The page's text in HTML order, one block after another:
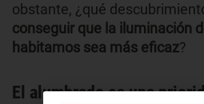
obstante, ¿qué
conseguir que la iluminación
habitamos sea más eficaz?
El alumbrado es una